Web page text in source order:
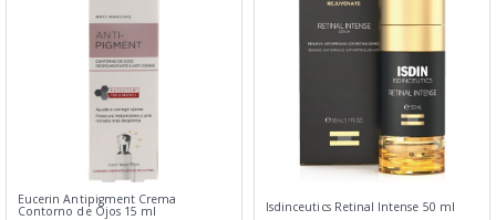
Eucerin Antipigment Crema
Contorno de Ojos 15 ml Isdinceutics Retinal Intense 50 ml